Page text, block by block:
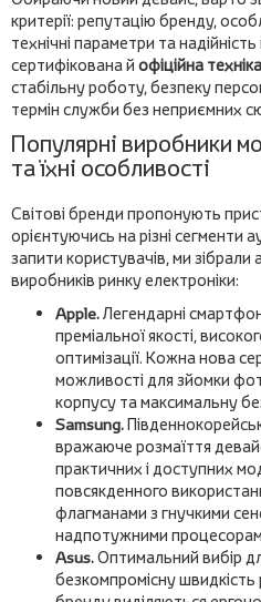
критерії: репутацію бренду,
технічні параметри та
сертифікована й офіційна техніка
стабільну роботу, безпеку
термін служби без неприємних
Популярні виробники
та їхні особливості
Світові бренди пропонують
орієнтуючись на різні сегменти
запити користувачів, ми
виробників ринку електроніки:
Apple.Легендарні
преміальної якості,
оптимізації. Кожна нова
можливості для зйомки
корпусу та максимальну
Samsung.
вражаюче розмаїття
практичних і доступних
повсякденного
флагманами з гнучкими
надпотужними
Asus.Оптимальний вибір
безкомпромісну